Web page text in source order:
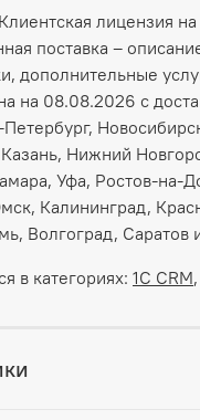
лицензия на
поставка –
дополнительные
на 08.08.2026 с
Казань, Нижний
Уфа, Ростов-на-
Калининград,
Волгоград, Саратов
в категориях: 1С CRM,